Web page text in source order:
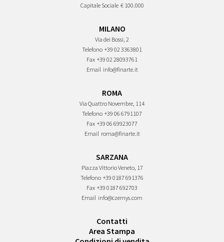
Capitale Sociale € 100.000
MILANO
Via dei Bossi, 2
Telefono +39 02 3363801
Fax +39 02 28093761
Email info@finarte.it
ROMA
Via Quattro Novembre, 114
Telefono +39 06 6791107
Fax +39 06 69923077
Email roma@finarte.it
SARZANA
Piazza Vittorio Veneto, 17
Telefono +39 0187 691376
Fax +39 0187 692703
Email info@czernys.com
Contatti
Area Stampa